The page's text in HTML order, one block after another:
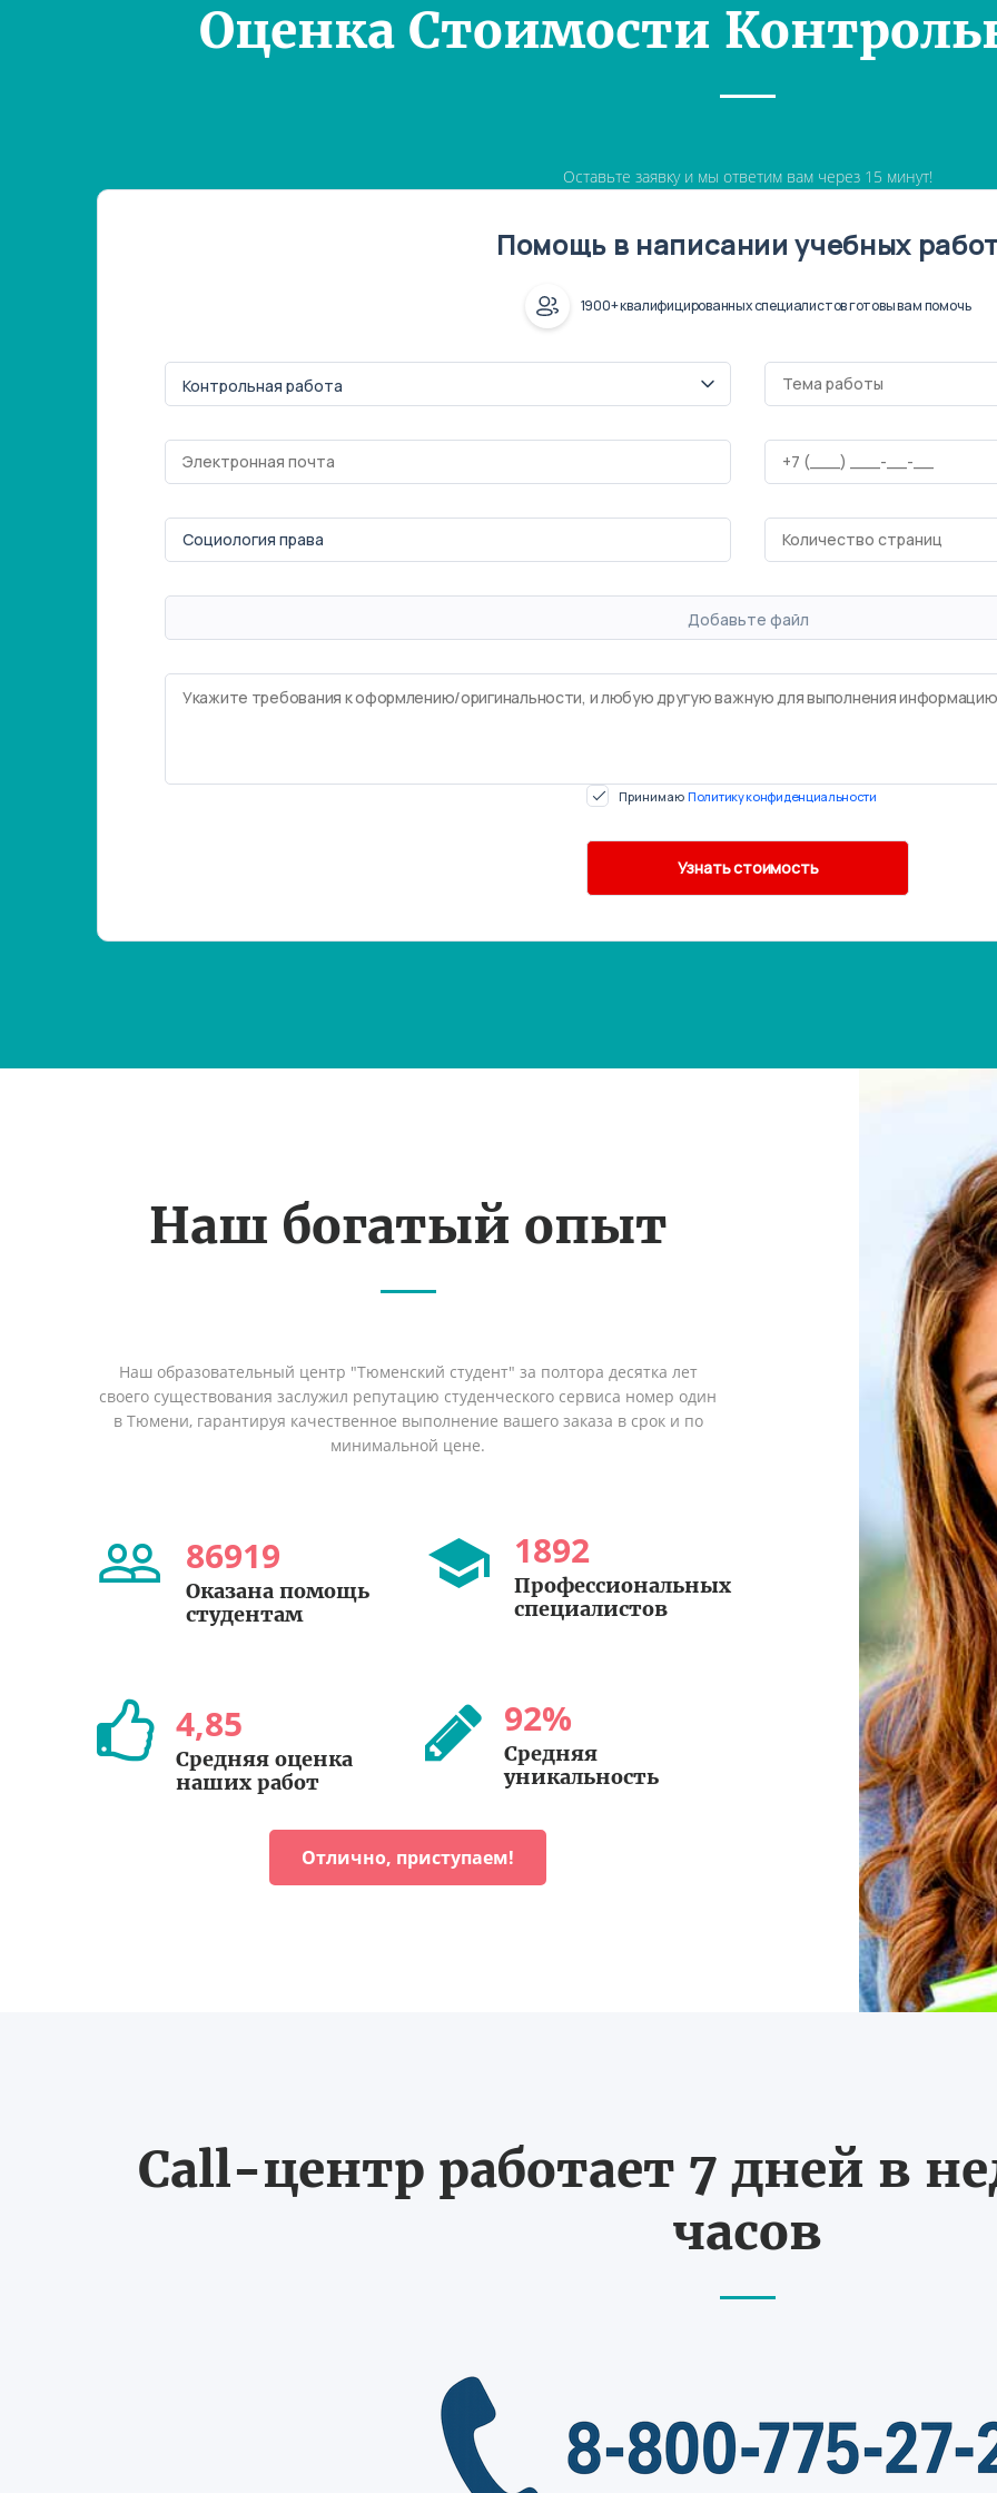
Оценка Стоимости
Оставьте заявку и мы ответим вам через 15 минут!
Помощь в написании учебных
1900+ квалифицированных специалистов готовы вам помочь
Добавьте файл
Принимаю Политику конфиденциальности
Наш богатый опыт
Наш образовательный центр "Тюменский студент" за полтора десятка лет
своего существования заслужил репутацию студенческого сервиса номер один
в Тюмени, гарантируя качественное выполнение вашего заказа в срок и по
минимальной цене.
86919
Оказана помощь
студентам
1892
Профессиональных
специалистов
4,85
Средняя оценка
наших работ
92%
Средняя
уникальность
Отлично, приступаем!
Call-центр работает 7 дней в
часов